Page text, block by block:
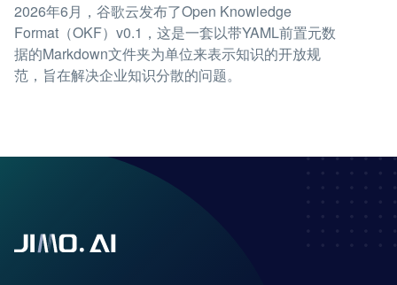
2026年6月，谷歌云发布了Open Knowledge
Format（OKF）v0.1，这是一套以带YAML前置元数
据的Markdown文件夹为单位来表示知识的开放规
范，旨在解决企业知识分散的问题。